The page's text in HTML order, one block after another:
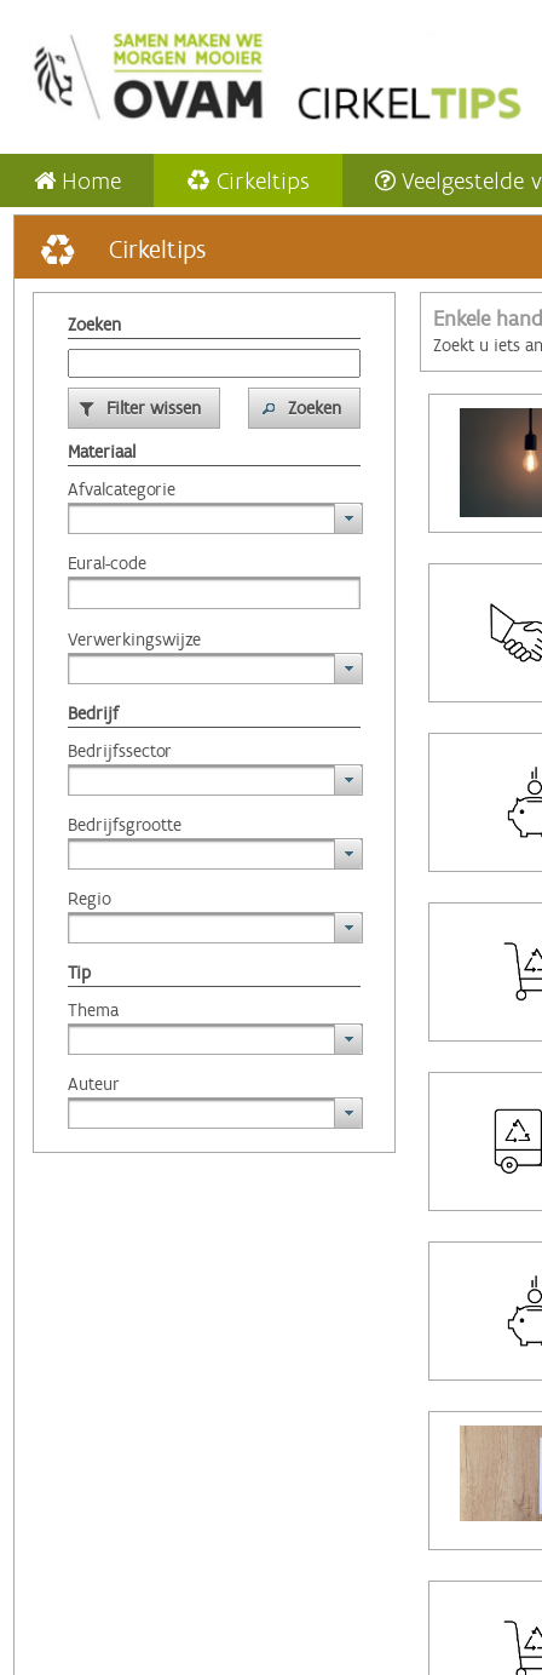
Home Cirkeltips Veelgestelde
Cirkeltips
Zoeken
Filter wissen
Zoeken
Materiaal
Afvalcategorie
Eural-code
Verwerkingswijze
Bedrijf
Bedrijfssector
Bedrijfsgrootte
Regio
Tip
Thema
Auteur
Enkele
Zoekt u iets